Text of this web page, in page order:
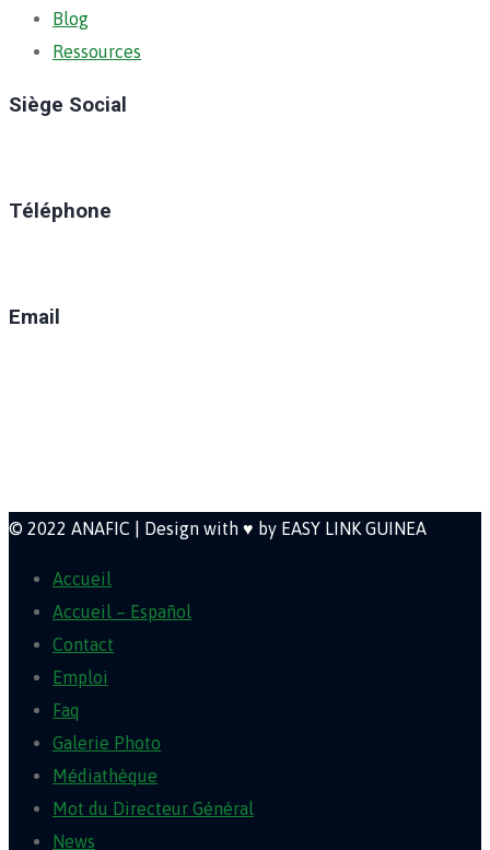
Blog
Ressources
Siège Social
Téléphone
Email
© 2022 ANAFIC | Design with ♥ by EASY LINK GUINEA
Accueil
Accueil – Español
Contact
Emploi
Faq
Galerie Photo
Médiathèque
Mot du Directeur Général
News